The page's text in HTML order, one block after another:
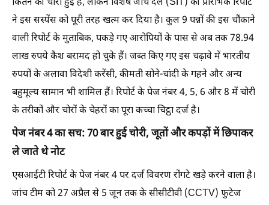
कितने की चोरी हुई है, लेकिन विशेष जांच दल (SIT) की प्रारंभिक रिपोर्ट
ने इस सस्पेंस को पूरी तरह खत्म कर दिया है। कुल 9 पन्नों की इस चौंकाने
वाली रिपोर्ट के मुताबिक, पकड़े गए आरोपियों के पास से अब तक 78.94
लाख रुपये कैश बरामद हो चुके हैं। जब्त किए गए इस चढ़ावे में भारतीय
रुपयों के अलावा विदेशी करेंसी, कीमती सोने-चांदी के गहने और अन्य
बहुमूल्य सामान भी शामिल हैं। रिपोर्ट के पेज नंबर 4, 5, 6 और 8 में चोरी
के तरीकों और चोरों के चेहरों का पूरा कच्चा चिट्ठा दर्ज है।
पेज नंबर 4 का सच: 70 बार हुई चोरी, जूतों और कपड़ों में छिपाकर
ले जाते थे नोट
एसआईटी रिपोर्ट के पेज नंबर 4 पर दर्ज विवरण रोंगटे खड़े करने वाला है।
जांच टीम को 27 अप्रैल से 5 जून तक के सीसीटीवी (CCTV) फुटेज